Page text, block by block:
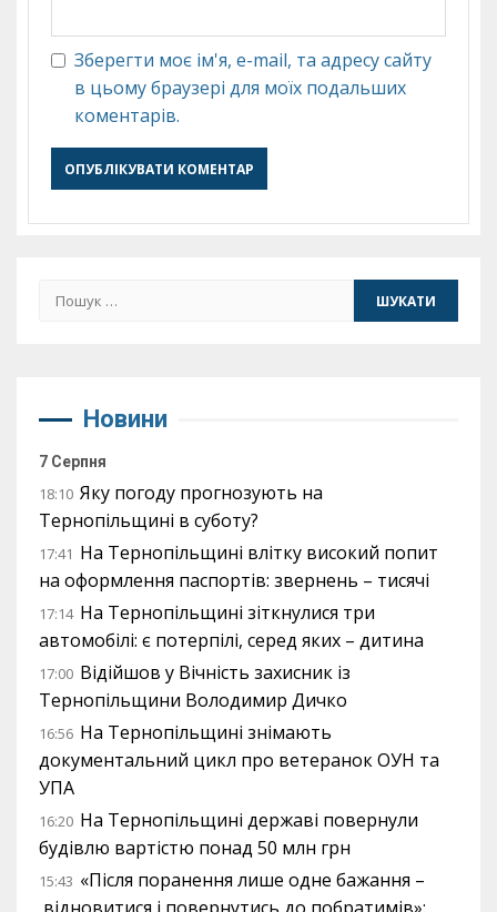
Зберегти моє ім'я, e-mail, та адресу сайту
в цьому браузері для моїх подальших
коментарів.
Пошук:
Новини
7 Серпня
18:10 Яку погоду прогнозують на
Тернопільщині в суботу?
17:41 На Тернопільщині влітку високий попит
на оформлення паспортів: звернень – тисячі
17:14 На Тернопільщині зіткнулися три
автомобілі: є потерпілі, серед яких – дитина
17:00 Відійшов у Вічність захисник із
Тернопільщини Володимир Дичко
16:56 На Тернопільщині знімають
документальний цикл про ветеранок ОУН та
УПА
16:20 На Тернопільщині державі повернули
будівлю вартістю понад 50 млн грн
15:43 «Після поранення лише одне бажання –